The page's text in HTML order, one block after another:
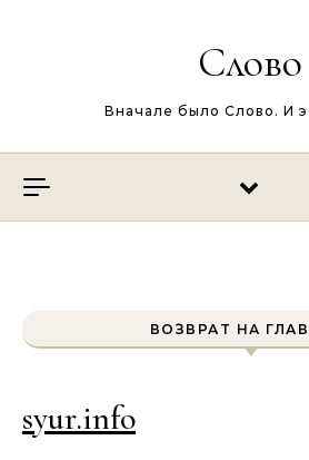
Слово
Вначале было Слово. И
ВОЗВРАТ НА
syur.info